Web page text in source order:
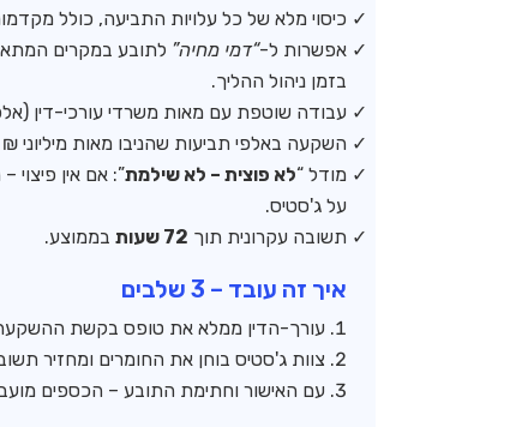
כיסוי מלא של כל עלויות התביעה, כולל
אפשרות ל-“דמי מחיה” לתובע במקרים
בזמן ניהול ההליך.
עבודה שוטפת עם מאות משרדי עורכי-דין
השקעה באלפי תביעות שהניבו מאות מיליוני ₪
מודל “לא פוצית – לא שילמת”: אם אין
על ג'סטיס.
תשובה עקרונית תוך 72 שעות בממוצע.
איך זה עובד – 3 שלבים
עורך-הדין ממלא את טופס בקשת
צוות ג'סטיס בוחן את החומרים ומחזיר
עם האישור וחתימת התובע – הכספים